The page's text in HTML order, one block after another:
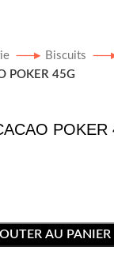
Biscuits
POKER 45G
POKER
AU PANIER